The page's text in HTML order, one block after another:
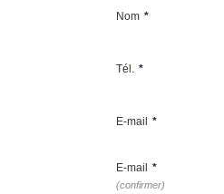
Nom *
Tél. *
E-mail *
E-mail *
(confirmer)